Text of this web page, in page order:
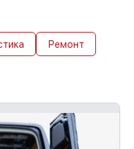
Ремонт